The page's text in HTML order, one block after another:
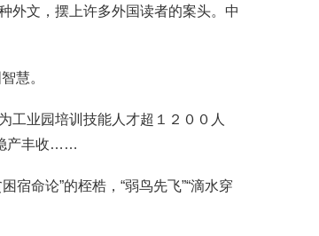
文，摆上许多外国读者的案头。中
慧。
业园培训技能人才超１２００人
产丰收……
命论”的桎梏，“弱鸟先飞”“滴水穿